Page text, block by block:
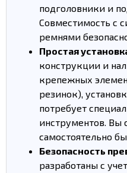
подголовники и
Совместимость с
ремнями
Простая
конструкции и
крепежных
резинок),
потребует
инструментов. Вы
самостоятельно
Безопасность
разработаны с